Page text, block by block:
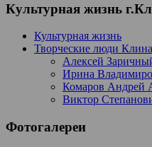
Культурная жизнь
Культурная жизнь
Творческие люди
Алексей
Ирина
Комаров Андрей
Виктор
Фотогалереи